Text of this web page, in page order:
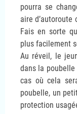
pourra se
aire
Fais en sorte
plus facilement
Au réveil, le
dans la
cas où cela
poubelle, un
protection